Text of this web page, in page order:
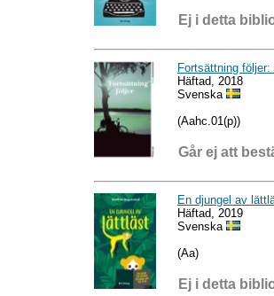
Ej i detta
Fortsättning
Häftad, 2018
Svenska
(Aahc.01(p))
Går ej att
En djungel av
Häftad, 2019
Svenska
(Aa)
Ej i detta